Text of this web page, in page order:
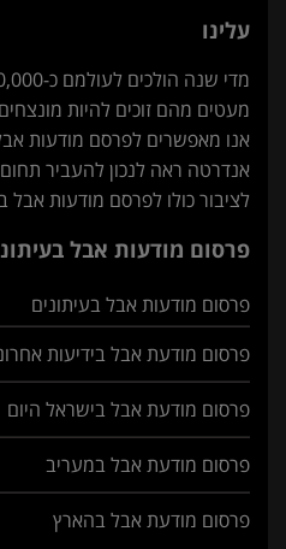
עלינו
מעטים מהם זוכים להיות
אנו מאפשרים לפרסם מודעות
אנדרטה ראה לנכון להעביר
לציבור כולו לפרסם מודעות אבל
פרסום מודעות אבל
פרסום מודעות אבל בעיתונים
פרסום מודעת אבל בידיעות
פרסום מודעת אבל בישראל היום
פרסום מודעת אבל במעריב
פרסום מודעת אבל בהארץ